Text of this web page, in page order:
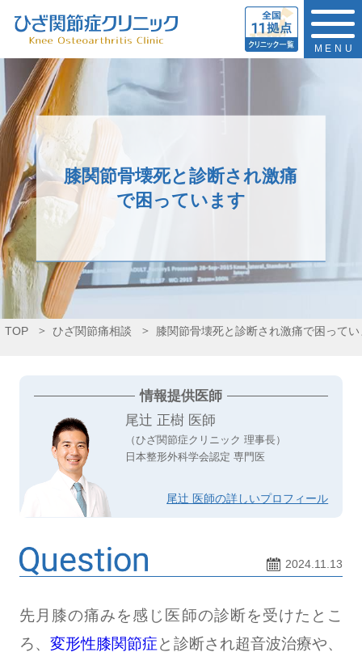
MENU
膝関節骨壊死と診断され激痛
で困っています
TOP ひざ関節痛相談 膝関節骨壊死と診断され激痛で困ってい
情報提供医師
尾辻 正樹 医師
（ひざ関節症クリニック 理事長）
日本整形外科学会認定 専門医
尾辻 医師の詳しいプロフィール
2024.11.13
先月膝の痛みを感じ医師の診断を受けたとこ
ろ、変形性膝関節症と診断され超音波治療や、